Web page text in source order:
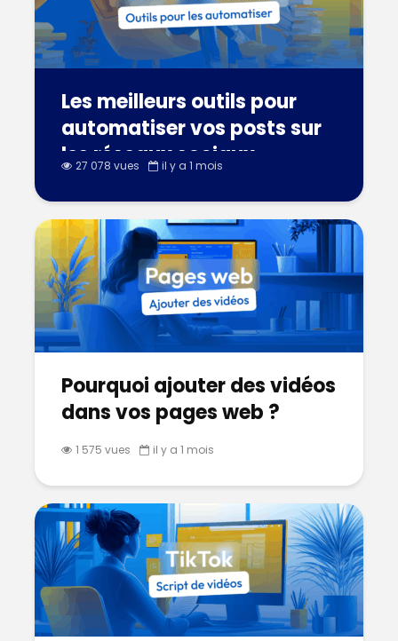
Les meilleurs outils pour
automatiser vos posts sur
les réseaux sociaux
27 078 vues il y a 1 mois
Pourquoi ajouter des vidéos
dans vos pages web ?
1 575 vues il y a 1 mois